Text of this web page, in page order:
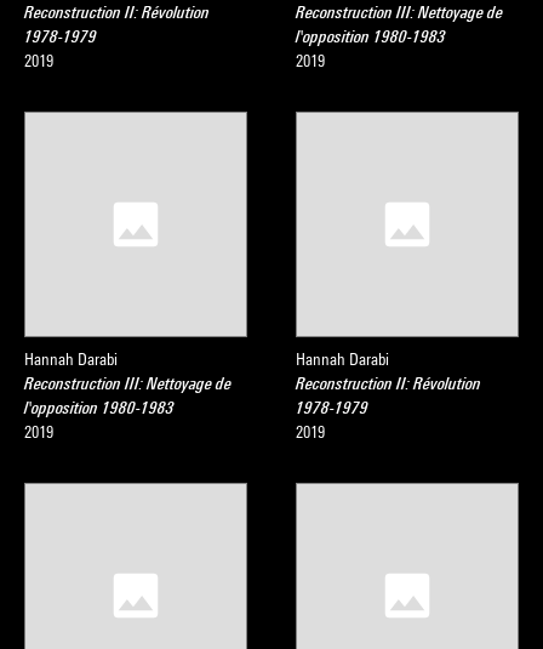
Reconstruction II: Révolution
1978-1979
2019
Reconstruction III: Nettoyage de
l'opposition 1980-1983
2019
Hannah Darabi
Reconstruction III: Nettoyage de
l'opposition 1980-1983
2019
Hannah Darabi
Reconstruction II: Révolution
1978-1979
2019